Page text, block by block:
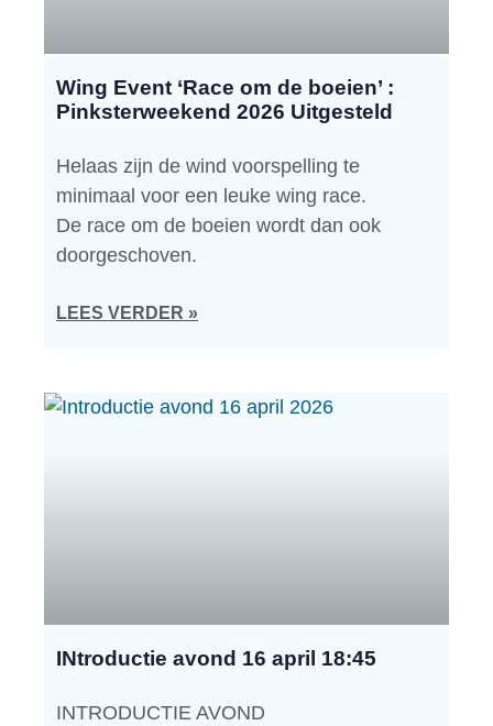
Wing Event ‘Race om de boeien’ :
Pinksterweekend 2026 Uitgesteld
Helaas zijn de wind voorspelling te
minimaal voor een leuke wing race.
De race om de boeien wordt dan ook
doorgeschoven.
LEES VERDER »
INtroductie avond 16 april 18:45
INTRODUCTIE AVOND